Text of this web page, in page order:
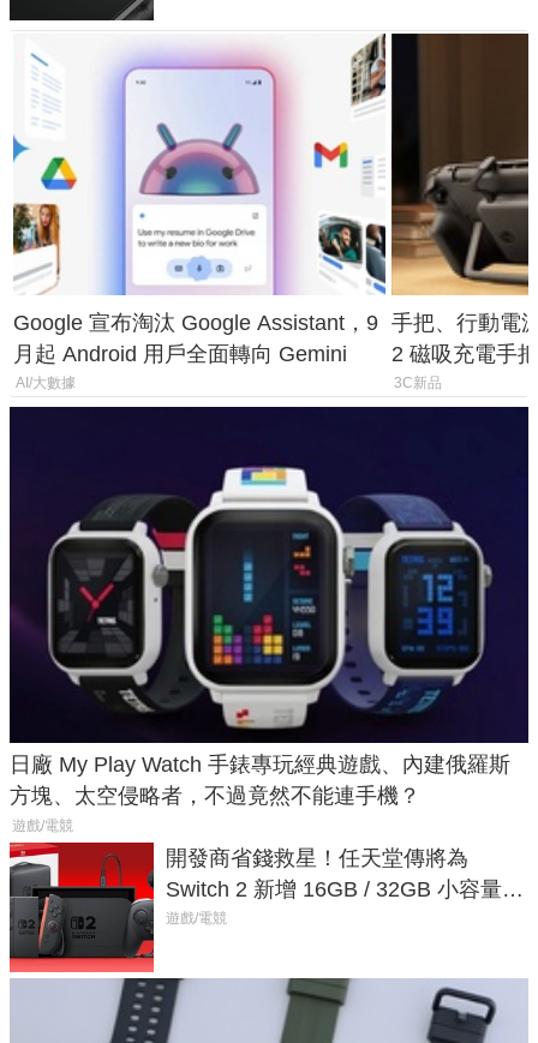
Google 宣布淘汰 Google Assistant，9
月起 Android 用戶全面轉向 Gemini
AI/大數據
手把、行動電
2 磁吸充電手
倍
3C新品
日廠 My Play Watch 手錶專玩經典遊戲、內建俄羅斯
方塊、太空侵略者，不過竟然不能連手機？
遊戲/電競
開發商省錢救星！任天堂傳將為
Switch 2 新增 16GB / 32GB 小容量遊
戲卡的選擇
遊戲/電競